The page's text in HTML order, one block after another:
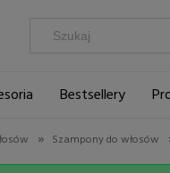
Bestsellery
» Szampony do włosów